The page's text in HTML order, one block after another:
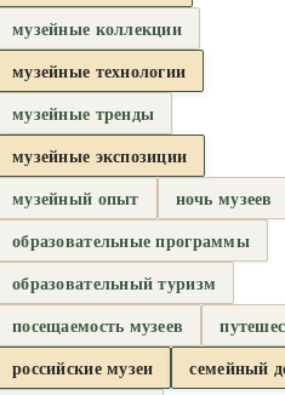
музейные коллекции
музейные технологии
музейные тренды
музейные экспозиции
музейный опыт
ночь музеев
образовательные программы
образовательный туризм
посещаемость музеев
российские музеи
семейный